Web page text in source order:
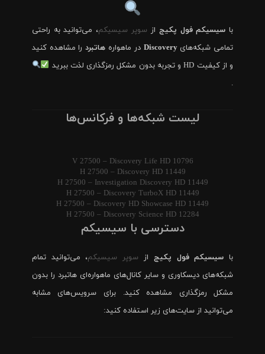
با سیسیکم فول پکیج از سوپر سیسیکم، می‌توانید به راحتی
تمامی شبکه‌هایDiscovery در ماهواره هاتبردرا مشاهده کنید
و از کیفیت HD و تجربه بدون مشکل رمزگذاری لذت ببرید
.
لیست شبکه‌ها و فرکانس‌ها
10796 V 27500 – Discovery Life HD
11449 H 27500 – Discovery HD
11449 H 27500 – Investigation Discovery HD
11449 H 27500 – Discovery TurboX HD
11449 H 27500 – Discovery HD Showcase HD
12284 H 27500 – Discovery Science HD
دسترسی با سیسیکم
با سیسیکم فول پکیج از سوپر سیسیکم، می‌توانید تمام
شبکه‌های دیسکاوری و سایر کانال‌های ماهواره‌ای هاتبرد را بدون
مشکل رمزگذاری مشاهده کنید. برای سرویس‌های مشابه
می‌توانید از سایت‌های زیر استفاده کنید: